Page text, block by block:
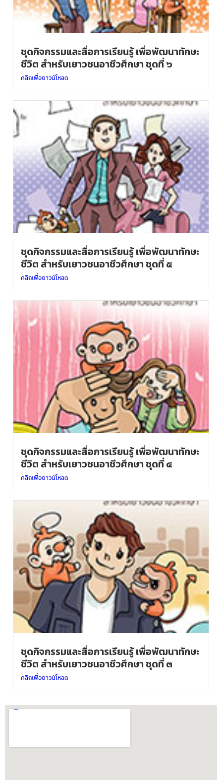
ชุดกิจกรรมและสื่อการเรียนรู้ เพื่อพัฒนาทักษะ
ชีวิต สำหรับเยาวชนอาชีวศึกษา ชุดที่ ๖
คลิกเพื่อดาวน์โหลด
ชุดกิจกรรมและสื่อการเรียนรู้ เพื่อพัฒนาทักษะ
ชีวิต สำหรับเยาวชนอาชีวศึกษา ชุดที่ ๕
คลิกเพื่อดาวน์โหลด
ชุดกิจกรรมและสื่อการเรียนรู้ เพื่อพัฒนาทักษะ
ชีวิต สำหรับเยาวชนอาชีวศึกษา ชุดที่ ๔
คลิกเพื่อดาวน์โหลด
ชุดกิจกรรมและสื่อการเรียนรู้ เพื่อพัฒนาทักษะ
ชีวิต สำหรับเยาวชนอาชีวศึกษา ชุดที่ ๓
คลิกเพื่อดาวน์โหลด